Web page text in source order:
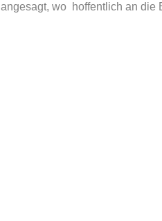
angesagt, wo  hoffentlich an die